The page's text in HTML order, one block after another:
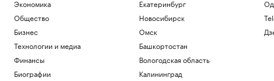
«Локомотив» сыграл нулевую ничью с
аутсайдером РПЛ
Спорт
Экономика
Общество
Бизнес
Технологии и медиа
Финансы
Биографии
Екатеринбург
Новосибирск
Омск
Башкортостан
Вологодская область
Калининград